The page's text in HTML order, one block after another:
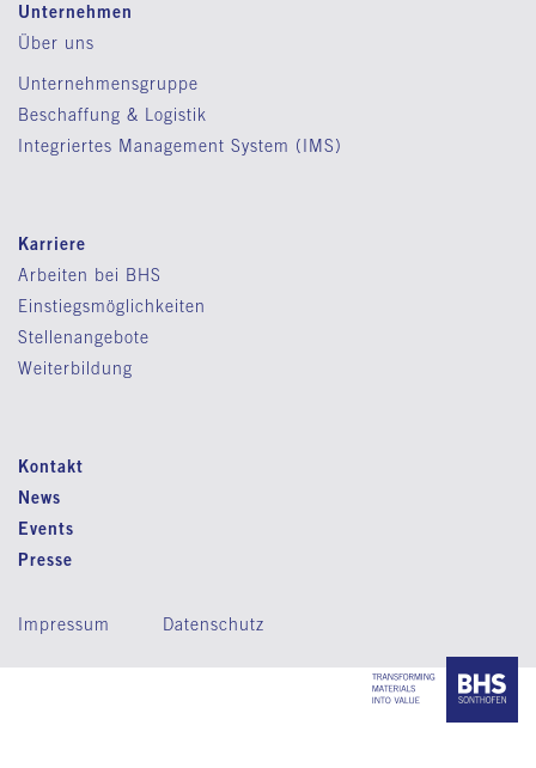
Unternehmen
Über uns
Unternehmensgruppe
Beschaffung & Logistik
Integriertes Management System (IMS)
Karriere
Arbeiten bei BHS
Einstiegsmöglichkeiten
Stellenangebote
Weiterbildung
Kontakt
News
Events
Presse
Impressum Datenschutz